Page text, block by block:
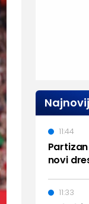
novi
11:44
11:33